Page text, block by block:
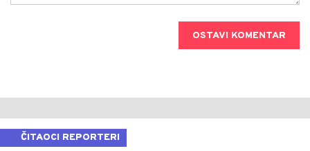
OSTAVI KOMENTAR
ČITAOCI REPORTERI